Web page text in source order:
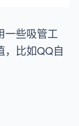
一些吸管工
，比如QQ自